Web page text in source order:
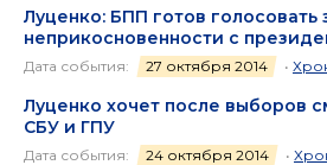
Луценко: БПП готов голосовать
неприкосновенности с
Дата события: 27 октября 2014 •
Луценко хочет после выборов
СБУ и ГПУ
Дата события: 24 октября 2014 •